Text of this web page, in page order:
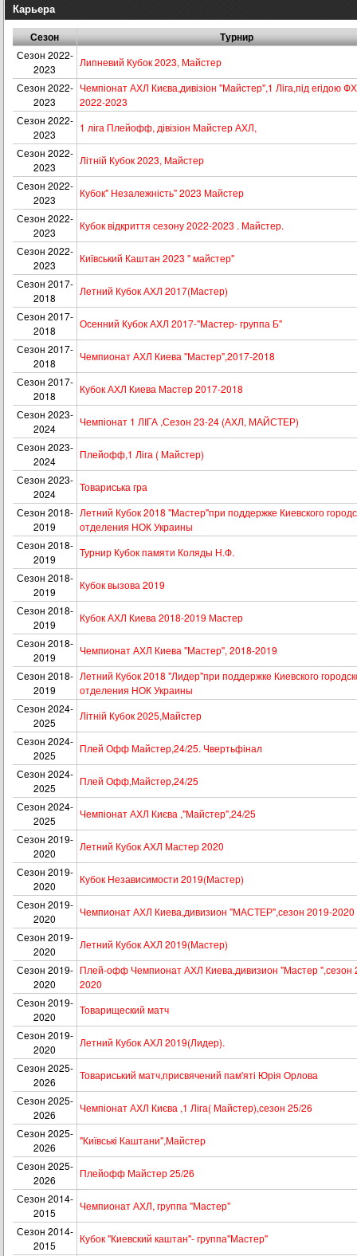
Карьера
Сезон Турнир
Сезон 2022-
2023
Липневий Кубок 2023, Майстер
Сезон 2022-
2023
Чемпіонат АХЛ Києва,дивізіон "Майстер",1 Лiга,пiд егiдою
2022-2023
Сезон 2022-
2023
1 ліга Плейофф, дівізіон Майстер АХЛ,
Сезон 2022-
2023
Літній Кубок 2023, Майстер
Сезон 2022-
2023
Кубок" Незалежність" 2023 Майстер
Сезон 2022-
2023
Кубок вiдкриття сезону 2022-2023 . Майстер.
Сезон 2022-
2023
Київський Каштан 2023 " майстер"
Сезон 2017-
2018
Летний Кубок АХЛ 2017(Мастер)
Сезон 2017-
2018
Осенний Кубок АХЛ 2017-"Мастер- группа Б"
Сезон 2017-
2018
Чемпионат АХЛ Киева "Мастер",2017-2018
Сезон 2017-
2018
Кубок АХЛ Киева Мастер 2017-2018
Сезон 2023-
2024
Чемпіонат 1 ЛІГА ,Сезон 23-24 (АХЛ, МАЙСТЕР)
Сезон 2023-
2024
Плейофф,1 Ліга ( Майстер)
Сезон 2023-
2024
Товариська гра
Сезон 2018-
2019
Летний Кубок 2018 "Мастер"при поддержке Киевского
отделения НОК Украины
Сезон 2018-
2019
Турнир Кубок памяти Коляды Н.Ф.
Сезон 2018-
2019
Кубок вызова 2019
Сезон 2018-
2019
Кубок АХЛ Киева 2018-2019 Мастер
Сезон 2018-
2019
Чемпионат АХЛ Киева "Мастер", 2018-2019
Сезон 2018-
2019
Летний Кубок 2018 "Лидер"при поддержке Киевского
отделения НОК Украины
Сезон 2024-
2025
Літній Кубок 2025,Майстер
Сезон 2024-
2025
Плей Офф Майстер,24/25. Чвертьфінал
Сезон 2024-
2025
Плей Офф,Майстер,24/25
Сезон 2024-
2025
Чемпіонат АХЛ Києва ,"Майстер",24/25
Сезон 2019-
2020
Летний Кубок АХЛ Мастер 2020
Сезон 2019-
2020
Кубок Независимости 2019(Мастер)
Сезон 2019-
2020
Чемпионат АХЛ Киева,дивизион "МАСТЕР",сезон 2019-2020
Сезон 2019-
2020
Летний Кубок АХЛ 2019(Мастер)
Сезон 2019-
2020
Плей-офф Чемпионат АХЛ Киева,дивизион "Мастер ",сезон
2020
Сезон 2019-
2020
Товарищеский матч
Сезон 2019-
2020
Летний Кубок АХЛ 2019(Лидер).
Сезон 2025-
2026
Товариський матч,присвячений пам'яті Юрія Орлова
Сезон 2025-
2026
Чемпіонат АХЛ Києва ,1 Ліга( Майстер),сезон 25/26
Сезон 2025-
2026
"Київські Каштани",Майстер
Сезон 2025-
2026
Плейофф Майстер 25/26
Сезон 2014-
2015
Чемпионат АХЛ, группа "Мастер"
Сезон 2014-
2015
Кубок "Киевский каштан"- группа"Мастер"